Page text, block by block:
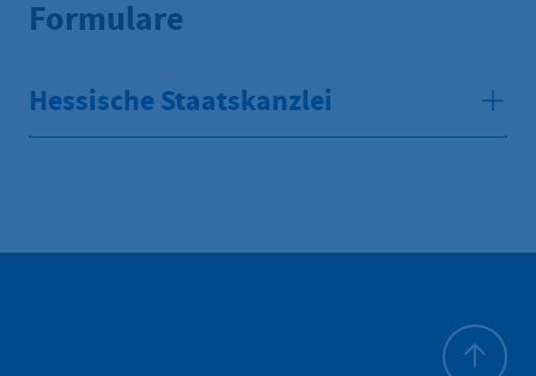
Formulare
Hessische Staatskanzlei